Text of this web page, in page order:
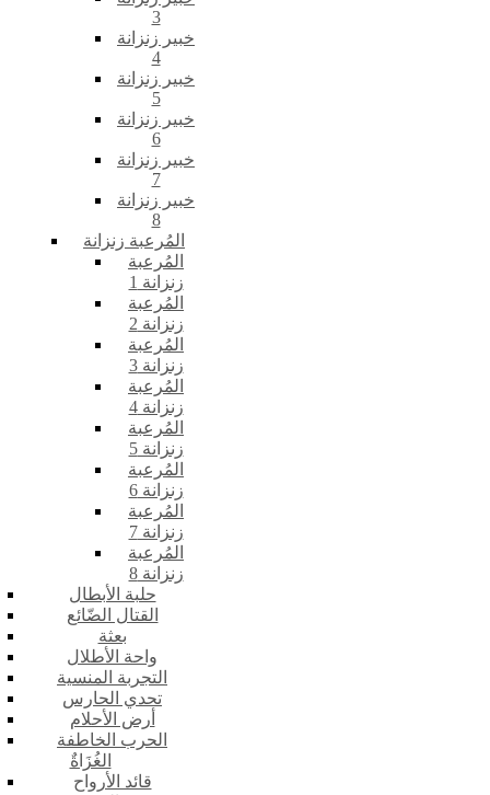
3
خبير زنزانة
4
خبير زنزانة
5
خبير زنزانة
6
خبير زنزانة
7
خبير زنزانة
8
المُرعبة زنزانة
المُرعبة
زنزانة 1
المُرعبة
زنزانة 2
المُرعبة
زنزانة 3
المُرعبة
زنزانة 4
المُرعبة
زنزانة 5
المُرعبة
زنزانة 6
المُرعبة
زنزانة 7
المُرعبة
زنزانة 8
حلبة الأبطال
القتال الضّائع
بعثة
واحة الأطلال
التجربة المنسية
تحدي الحارس
أرض الأحلام
الحرب الخاطفة
الغُزَاةٌ
قائد الأرواح